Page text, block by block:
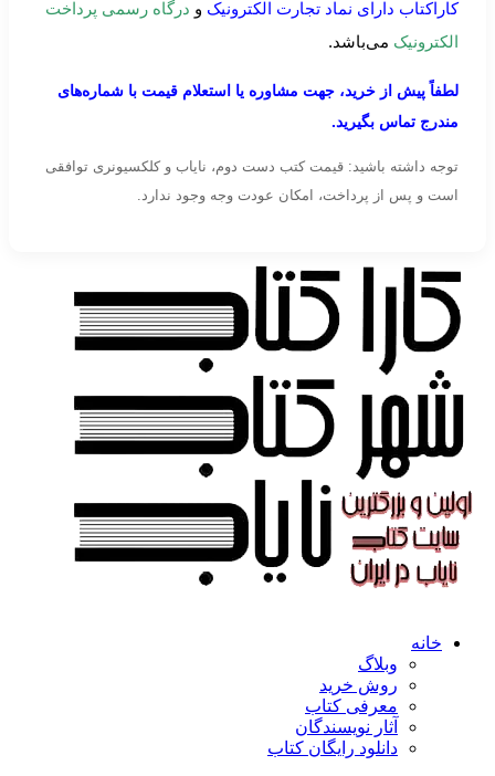
کاراکتاب دارای نماد تجارت الکترونیک و درگاه رسمی پرداخت
الکترونیک می‌باشد.
لطفاً پیش از خرید، جهت مشاوره یا استعلام قیمت با شماره‌های
مندرج تماس بگیرید.
توجه داشته باشید: قیمت کتب دست دوم، نایاب و کلکسیونری توافقی
است و پس از پرداخت، امکان عودت وجه وجود ندارد.
خانه
وبلاگ
روش خرید
معرفی کتاب
آثار نویسندگان
دانلود رایگان کتاب